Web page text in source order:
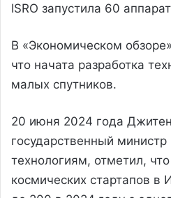
ISRO запустила 60
В «Экономическом
что начата разработка
малых спутников.
20 июня 2024 года
государственный министр
технологиям, отметил,
космических стартапов в